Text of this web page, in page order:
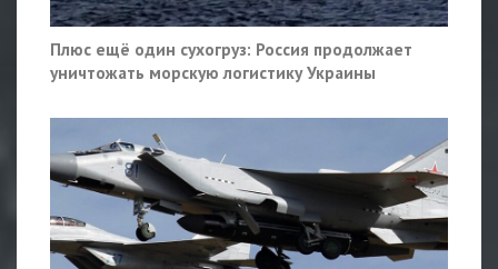
Плюс ещё один сухогруз: Россия продолжает
уничтожать морскую логистику Украины